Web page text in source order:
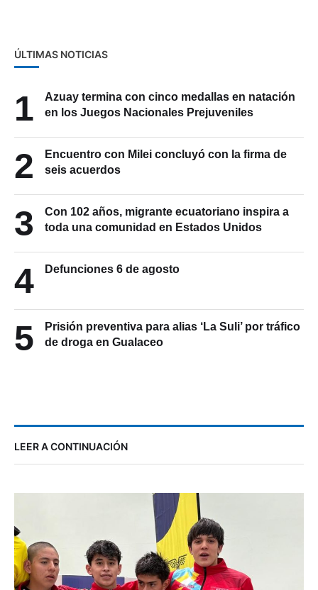
ÚLTIMAS NOTICIAS
1
Azuay termina con cinco medallas en natación
en los Juegos Nacionales Prejuveniles
2
Encuentro con Milei concluyó con la firma de
seis acuerdos
3
Con 102 años, migrante ecuatoriano inspira a
toda una comunidad en Estados Unidos
4 Defunciones 6 de agosto
5
Prisión preventiva para alias ‘La Suli’ por tráfico
de droga en Gualaceo
LEER A CONTINUACIÓN